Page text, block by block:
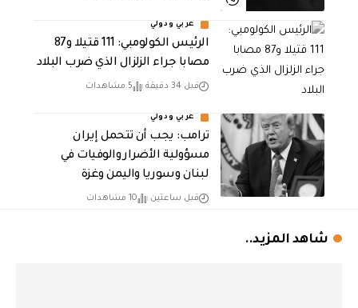
عربي ودولي
الرئيس الكولومبي: 111 قتيلا و87
مصابا جراء الزلزال الذي ضرب البلاد
قبل 34 دقيقة 5 مشاهدات
عربي ودولي
ترامب: يجب أن تتحمل إيران
مسؤولية الأضرار والوفيات في
لبنان وسوريا واليمن وغزة
قبل ساعتين 10 مشاهدات
شاهد المزيد..